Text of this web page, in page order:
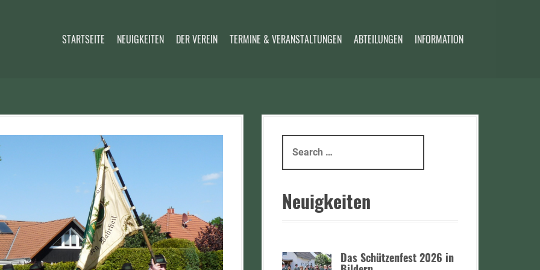
STARTSEITE NEUIGKEITEN DER VEREIN TERMINE & VERANSTALTUNGEN ABTEILUNGEN INFORMATION
a
c
r
Neuigkeiten
Das Schützenfest 2026 in